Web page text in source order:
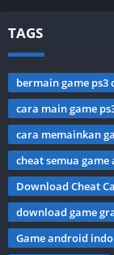
TAGS
bermain game ps3
cara main game
cara memainkan
cheat semua
Download Cheat
download game
Game android